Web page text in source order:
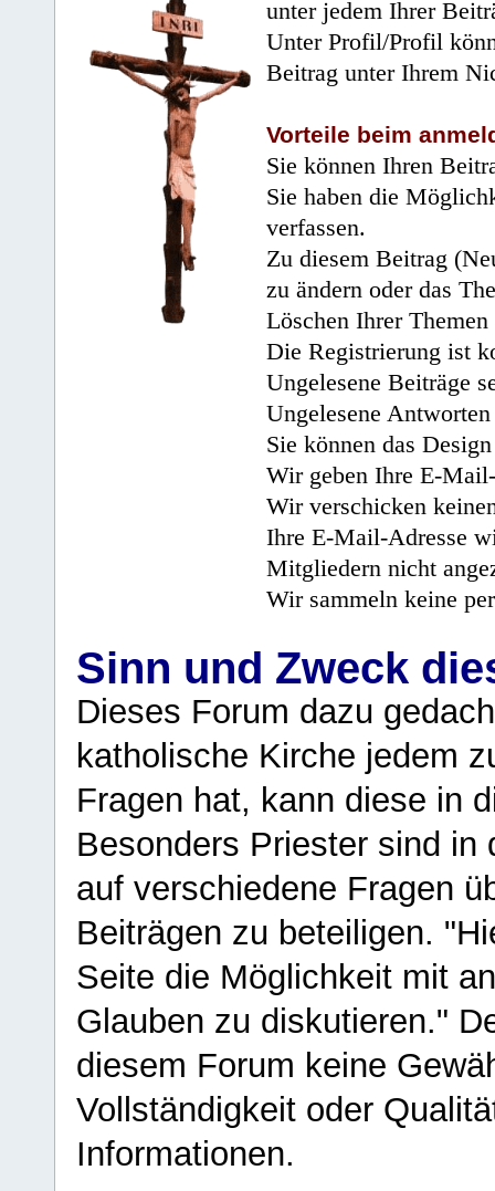
unter jedem Ihrer
Unter Profil/Profil
Beitrag unter Ihrem
Vorteile beim
Sie können Ihren
Sie haben die
verfassen.
Zu diesem Beitrag
zu ändern oder das
Löschen Ihrer
Die Registrierung ist
Ungelesene Beiträge
Ungelesene
Sie können das
Wir geben Ihre E-
Wir verschicken
Ihre E-Mail-Adresse
Mitgliedern nicht
Wir sammeln keine
Sinn und Zweck
Dieses Forum dazu
katholische Kirche jedem
Fragen hat, kann diese in
Besonders Priester sind in
auf verschiedene Fragen
Beiträgen zu beteiligen.
Seite die Möglichkeit mit
Glauben zu diskutieren."
diesem Forum keine
Vollständigkeit oder
Informationen.